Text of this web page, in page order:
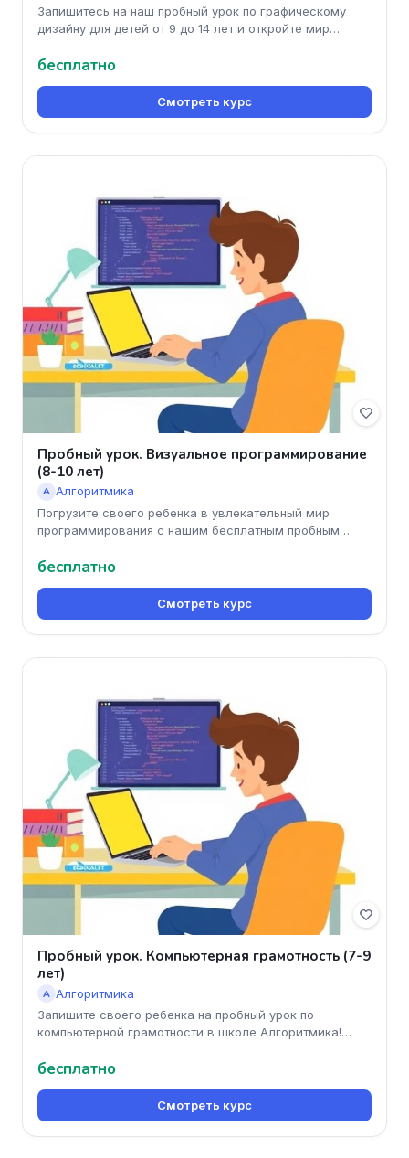
Запишитесь на наш пробный урок по графическому
дизайну для детей от 9 до 14 лет и откройте мир
бесплатно
Смотреть курс
Пробный урок. Визуальное программирование
(8-10 лет)
А Алгоритмика
Погрузите своего ребенка в увлекательный мир
программирования с нашим бесплатным пробным
бесплатно
Смотреть курс
Пробный урок. Компьютерная грамотность (7-9
лет)
А Алгоритмика
Запишите своего ребенка на пробный урок по
компьютерной грамотности в школе Алгоритмика!
бесплатно
Смотреть курс